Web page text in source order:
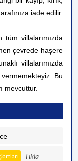
iade edilir.
villalarımızda
çevrede haşere
villalarımızda
Bu
mevcuttur.
Tıkla